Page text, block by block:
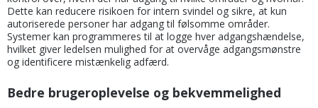
Dette kan reducere risikoen for intern svindel og sikre, at kun
autoriserede personer har adgang til følsomme områder.
Systemer kan programmeres til at logge hver adgangshændelse,
hvilket giver ledelsen mulighed for at overvåge adgangsmønstre
og identificere mistænkelig adfærd.
Bedre brugeroplevelse og bekvemmelighed